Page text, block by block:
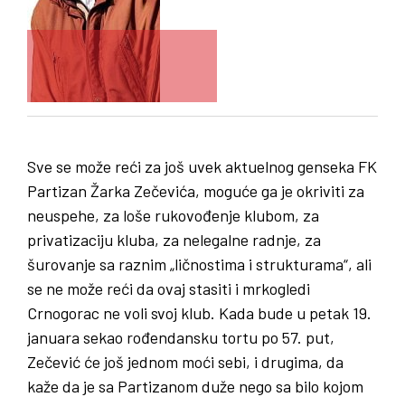
Sve se može reći za još uvek aktuelnog genseka FK
Partizan Žarka Zečevića, moguće ga je okriviti za
neuspehe, za loše rukovođenje klubom, za
privatizaciju kluba, za nelegalne radnje, za
šurovanje sa raznim „ličnostima i strukturama“, ali
se ne može reći da ovaj stasiti i mrkogledi
Crnogorac ne voli svoj klub. Kada bude u petak 19.
januara sekao rođendansku tortu po 57. put,
Zečević će još jednom moći sebi, i drugima, da
kaže da je sa Partizanom duže nego sa bilo kojom